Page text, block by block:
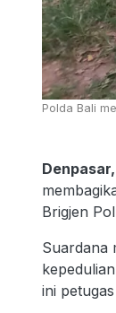
Polda Bali
Brigjen
Suardana
ini